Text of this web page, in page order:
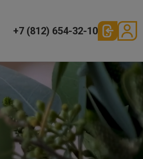
+7 (812) 654-32-10